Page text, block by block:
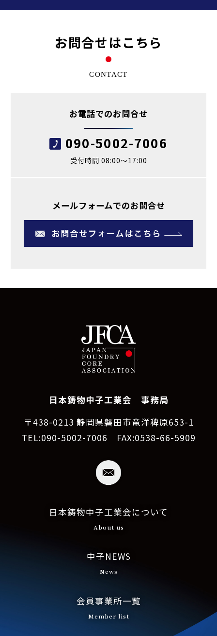
お問合せはこちら
CONTACT
お電話でのお問合せ
090-5002-7006
受付時間 08:00～17:00
メールフォームでのお問合せ
日本鋳物中子工業会 事務局
〒438-0213 静岡県磐田市竜洋稗原653-1
TEL:090-5002-7006 FAX:0538-66-5909
日本鋳物中子工業会について
About us
中子NEWS
News
会員事業所一覧
Member list